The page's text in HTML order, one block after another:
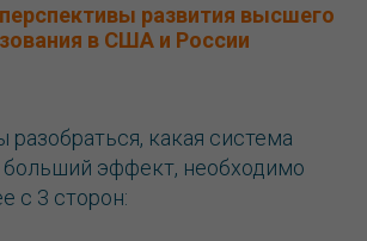
развития высшего
в США и России
разобраться, какая система
больший эффект, необходимо
с 3 сторон: